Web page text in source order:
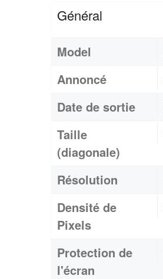
Général
Model
Annoncé
Date de sortie
Taille
(diagonale)
Résolution
Densité de
Pixels
Protection de
l'écran